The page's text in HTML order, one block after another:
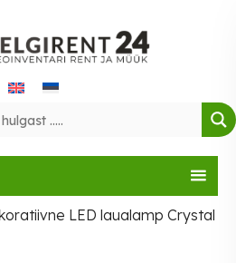
LED laualamp Crystal